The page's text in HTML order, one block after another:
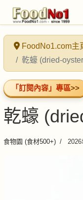
FoodNo1.com主
乾蠔 (dried-
「訂閱內容」專區>>
乾蠔
食物園 (食材500+) 2026